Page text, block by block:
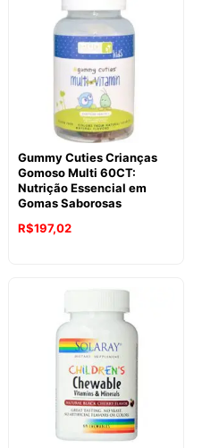
Gummy Cuties Crianças
Gomoso Multi 60CT:
Nutrição Essencial em
Gomas Saborosas
R$197,02